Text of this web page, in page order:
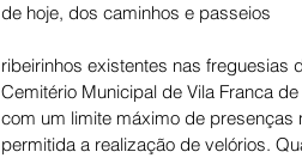
de hoje, dos caminhos e passeios
ribeirinhos existentes nas freguesias
Cemitério Municipal de Vila Franca
com um limite máximo de presenças
permitida a realização de velórios.